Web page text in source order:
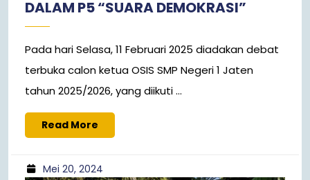
DALAM P5 “SUARA DEMOKRASI”
Pada hari Selasa, 11 Februari 2025 diadakan debat
terbuka calon ketua OSIS SMP Negeri 1 Jaten
tahun 2025/2026, yang diikuti ...
Read More
Mei 20, 2024